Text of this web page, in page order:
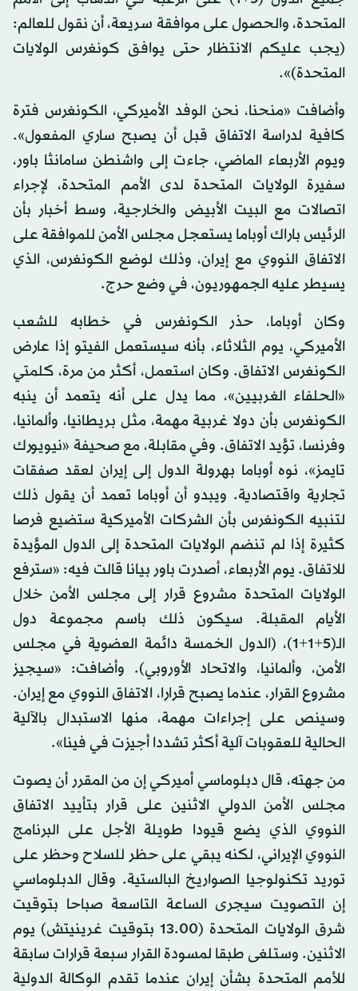
المتحدة، والحصول على موافقة سريعة، أن نقول للعالم:
(يجب عليكم الانتظار حتى يوافق كونغرس الولايات
المتحدة)».
وأضافت «منحنا، نحن الوفد الأميركي، الكونغرس فترة
كافية لدراسة الاتفاق قبل أن يصبح ساري المفعول».
ويوم الأربعاء الماضي، جاءت إلى واشنطن سامانثا باور،
سفيرة الولايات المتحدة لدى الأمم المتحدة، لإجراء
اتصالات مع البيت الأبيض والخارجية، وسط أخبار بأن
الرئيس باراك أوباما يستعجل مجلس الأمن للموافقة على
الاتفاق النووي مع إيران، وذلك لوضع الكونغرس، الذي
يسيطر عليه الجمهوريون، في وضع حرج.
وكان أوباما، حذر الكونغرس في خطابه للشعب
الأميركي، يوم الثلاثاء، بأنه سيستعمل الفيتو إذا عارض
الكونغرس الاتفاق. وكان استعمل، أكثر من مرة، كلمتي
«الحلفاء الغربيين»، مما يدل على أنه يتعمد أن ينبه
الكونغرس بأن دولا غربية مهمة، مثل بريطانيا، وألمانيا،
وفرنسا، تؤيد الاتفاق. وفي مقابلة، مع صحيفة «نيويورك
تايمز»، نوه أوباما بهرولة الدول إلى إيران لعقد صفقات
تجارية واقتصادية. ويبدو أن أوباما تعمد أن يقول ذلك
لتنبيه الكونغرس بأن الشركات الأميركية ستضيع فرصا
كثيرة إذا لم تنضم الولايات المتحدة إلى الدول المؤيدة
للاتفاق. يوم الأربعاء، أصدرت باور بيانا قالت فيه: «سترفع
الولايات المتحدة مشروع قرار إلى مجلس الأمن خلال
الأيام المقبلة. سيكون ذلك باسم مجموعة دول
الـ(5+1+1)، (الدول الخمسة دائمة العضوية في مجلس
الأمن، وألمانيا، والاتحاد الأوروبي). وأضافت: «سيجيز
مشروع القرار، عندما يصبح قرارا، الاتفاق النووي مع إيران.
وسينص على إجراءات مهمة، منها الاستبدال بالآلية
الحالية للعقوبات آلية أكثر تشددا أجيزت في فينا».
من جهته، قال دبلوماسي أميركي إن من المقرر أن يصوت
مجلس الأمن الدولي الاثنين على قرار بتأييد الاتفاق
النووي الذي يضع قيودا طويلة الأجل على البرنامج
النووي الإيراني، لكنه يبقي على حظر للسلاح وحظر على
توريد تكنولوجيا الصواريخ البالستية. وقال الدبلوماسي
إن التصويت سيجرى الساعة التاسعة صباحا بتوقيت
شرق الولايات المتحدة (13.00 بتوقيت غرينيتش) يوم
الاثنين. وستلغى طبقا لمسودة القرار سبعة قرارات سابقة
للأمم المتحدة بشأن إيران عندما تقدم الوكالة الدولية